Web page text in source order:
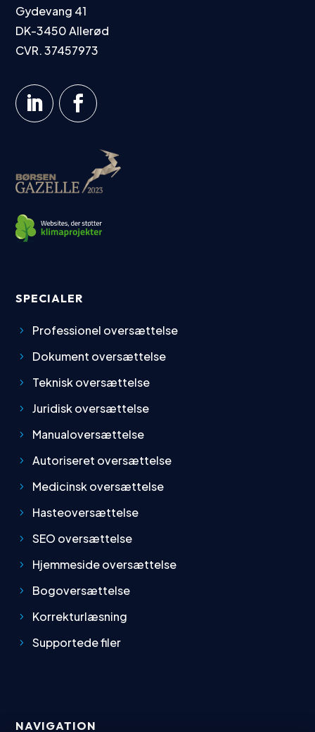
Gydevang 41
DK-3450 Allerød
CVR. 37457973
SPECIALER
Professionel oversættelse
Dokument oversættelse
Teknisk oversættelse
Juridisk oversættelse
Manualoversættelse
Autoriseret oversættelse
Medicinsk oversættelse
Hasteoversættelse
SEO oversættelse
Hjemmeside oversættelse
Bogoversættelse
Korrekturlæsning
Supportede filer
NAVIGATION